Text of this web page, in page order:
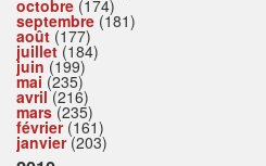
octobre (174)
septembre (181)
août (177)
juillet(184)
juin (199)
mai (235)
avril(216)
mars(235)
février(161)
janvier(203)